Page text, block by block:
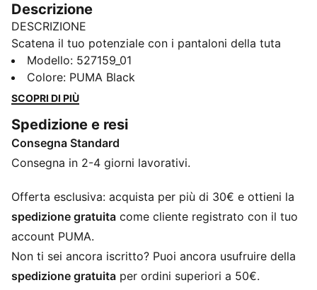
Descrizione
DESCRIZIONE
Scatena il tuo potenziale con i pantaloni della tuta
PUMA. Progettati per garantire le massime
prestazioni, sono traspiranti, elastici per favorire i
movimenti e funzionali. La cintura elastica con
personalizzata, rendendoli i compagni perfetti per
ogni avventura.
CARATTERISTICHE + VANTAGGI
warmCELL: tecnologia traspirante per la stagione
fredda progettata per trattenere il calore e mantenerti
al caldo durante l’esercizio fisico
Vestibilità comoda
Tessuto in pile
Modello: 527159_01
Colore: PUMA Black
SCOPRI DI PIÙ
Spedizione e resi
Consegna Standard
Consegna in 2-4 giorni lavorativi.
Offerta esclusiva: acquista per più di 30€ e ottieni la
spedizione gratuita come cliente registrato con il tuo
account PUMA.
Non ti sei ancora iscritto? Puoi ancora usufruire della
spedizione gratuita per ordini superiori a 50€.